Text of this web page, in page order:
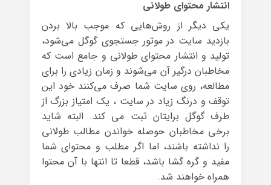
انتشار محتوای طولانی
یکی دیگر از روش‌هایی که موجب بالا بردن
بازدید سایت در موتور جستجوی گوگل می‌‌شود،
تولید و انتشار محتوای طولانی و جامع است که
مخاطبان درگیر آن می‌شوند و زمان زیادی را برای
مطالعه، روی سایت شما صرف می‌کنند خود این
توقف و درنگ زیاد در سایت ، یک امتیاز بزرگ از
طرف گوگل برایتان ثبت می کند. البته شاید
برخی مخاطبان حوصله خواندن مطالب طولانی
را نداشته باشند، اما اگر مطلب و محتوای شما
مفید و گره گشا باشد، قطعا تا انتها با آن محتوا
همراه خواهند شد.